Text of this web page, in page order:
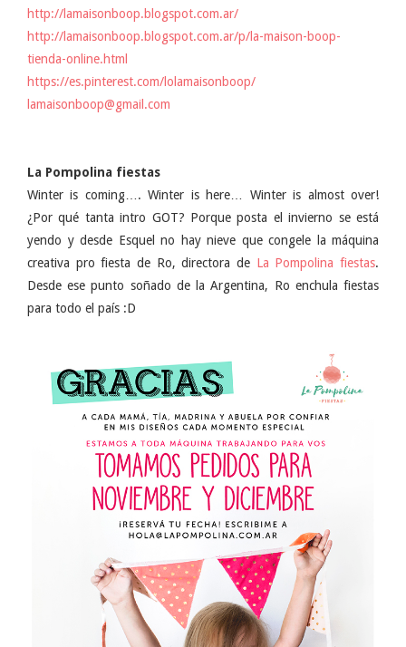
http://lamaisonboop.blogspot.com.ar/
http://lamaisonboop.blogspot.com.ar/p/la-maison-boop-
tienda-online.html
https://es.pinterest.com/lolamaisonboop/
lamaisonboop@gmail.com
La Pompolina fiestas
Winter is coming…. Winter is here… Winter is almost over!
¿Por qué tanta intro GOT? Porque posta el invierno se está
yendo y desde Esquel no hay nieve que congele la máquina
creativa pro fiesta de Ro, directora de La Pompolina fiestas.
Desde ese punto soñado de la Argentina, Ro enchula fiestas
para todo el país :D